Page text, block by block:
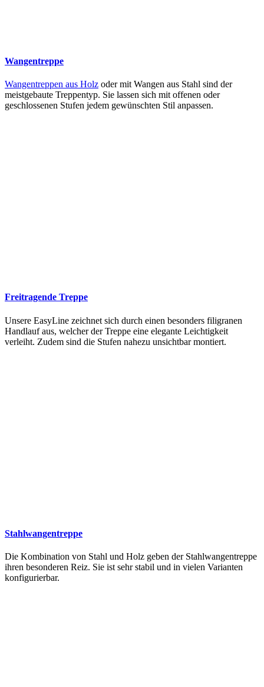
Wangentreppe
Wangentreppen aus Holz oder mit Wangen aus Stahl sind der
meistgebaute Treppentyp. Sie lassen sich mit offenen oder
geschlossenen Stufen jedem gewünschten Stil anpassen.
Freitragende Treppe
Unsere EasyLine zeichnet sich durch einen besonders filigranen
Handlauf aus, welcher der Treppe eine elegante Leichtigkeit
verleiht. Zudem sind die Stufen nahezu unsichtbar montiert.
Stahlwangentreppe
Die Kombination von Stahl und Holz geben der Stahlwangentreppe
ihren besonderen Reiz. Sie ist sehr stabil und in vielen Varianten
konfigurierbar.